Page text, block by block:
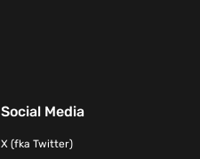
Social Media
X (fka Twitter)